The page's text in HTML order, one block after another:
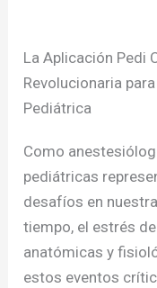
La Aplicación Pedi
Revolucionaria
Pediátrica
Como
pediátricas
desafíos en
tiempo, el estrés
anatómicas y
estos eventos